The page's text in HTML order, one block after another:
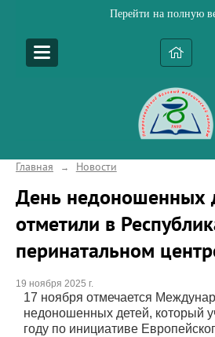
Перейти на полную
Главная → Новости
День недоношенных
отметили в
перинатальном
19 ноября 2025 г.
17 ноября отмечается
недоношенных детей, который
году по инициативе